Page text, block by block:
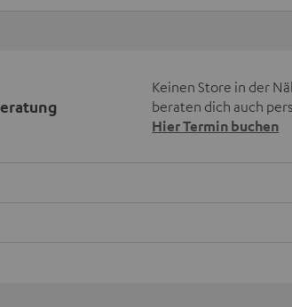
Keinen Store in der
beraten dich auch
Hier Termin buchen